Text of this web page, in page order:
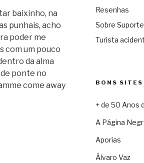
baixinho, na
punhais, acho
poder me
com um pouco
da alma
ponte no
come away
Resenhas
Sobre
Turista
BONS SITES
+ de 50 Anos
A Página
Aporias
Álvaro Vaz